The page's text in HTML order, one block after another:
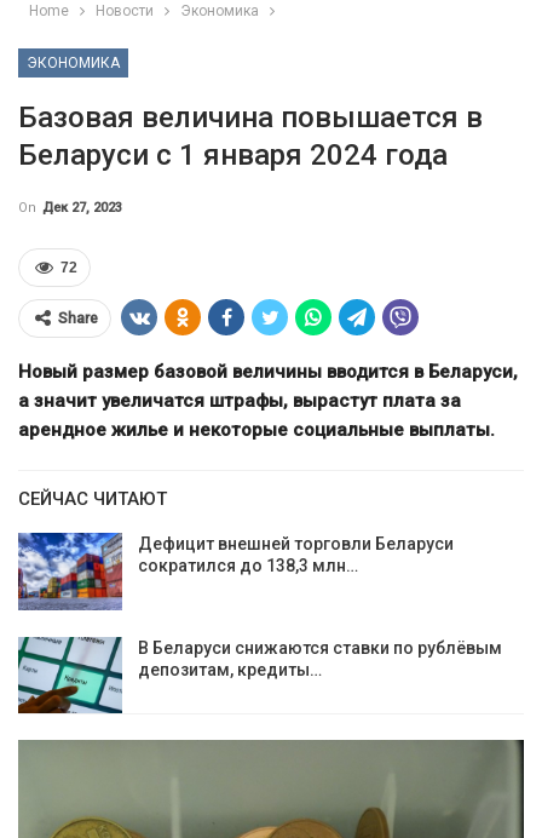
Home Новости Экономика
ЭКОНОМИКА
Базовая величина повышается в
Беларуси с 1 января 2024 года
On Дек 27, 2023
72
Share
Новый размер базовой величины вводится в Беларуси,
а значит увеличатся штрафы, вырастут плата за
арендное жилье и некоторые социальные выплаты.
СЕЙЧАС ЧИТАЮТ
Дефицит внешней торговли Беларуси
сократился до 138,3 млн…
В Беларуси снижаются ставки по рублёвым
депозитам, кредиты…